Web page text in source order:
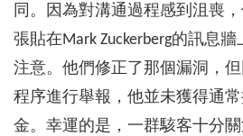
同。因為對溝通過程感到沮喪
張貼在Mark Zuckerberg的訊息
注意。他們修正了那個漏洞，
程序進行舉報，他並未獲得通
金。幸運的是，一群駭客十分